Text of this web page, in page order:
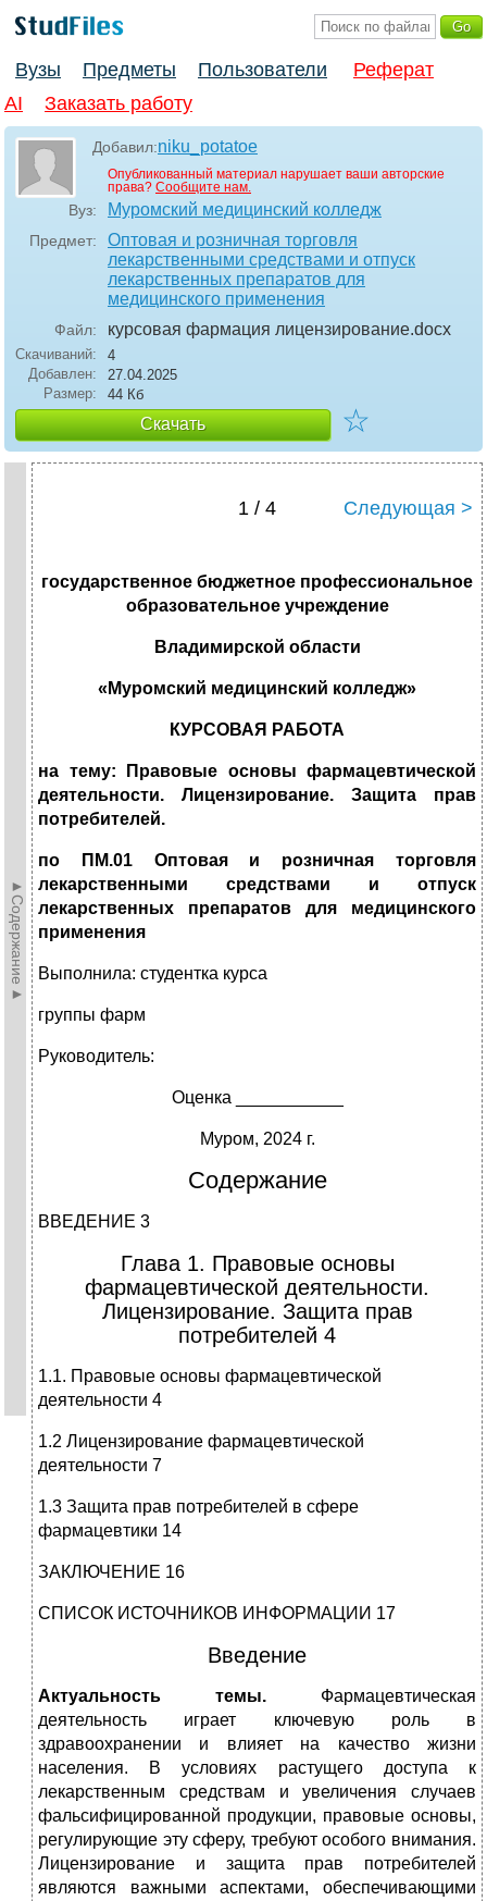
Вузы Предметы Пользователи
Реферат
AI
Заказать работу
Добавил:niku_potatoe
Опубликованный материал нарушает ваши авторские
права? Сообщите нам.
Вуз: Муромский медицинский колледж
Предмет:
Оптовая и розничная торговля
лекарственными средствами и отпуск
лекарственных препаратов для
медицинского применения
Файл: курсовая фармация лицензирование.docx
Скачиваний:
4
Добавлен:
27.04.2025
Размер:
44 Кб
Скачать ☆
►Содержание►
1 / 4 Следующая >
государственное бюджетное профессиональное
образовательное учреждение
Владимирской области
«Муромский медицинский колледж»
КУРСОВАЯ РАБОТА
на тему: Правовые основы фармацевтической
деятельности. Лицензирование. Защита прав
потребителей.
по ПМ.01 Оптовая и розничная торговля
лекарственными средствами и отпуск
лекарственных препаратов для медицинского
применения
Выполнила: студентка курса
группы фарм
Руководитель:
Оценка ___________
Муром, 2024 г.
Содержание
ВВЕДЕНИЕ 3
Глава 1. Правовые основы
фармацевтической деятельности.
Лицензирование. Защита прав
потребителей 4
1.1. Правовые основы фармацевтической
деятельности 4
1.2 Лицензирование фармацевтической
деятельности 7
1.3 Защита прав потребителей в сфере
фармацевтики 14
ЗАКЛЮЧЕНИЕ 16
СПИСОК ИСТОЧНИКОВ ИНФОРМАЦИИ 17
Введение
Актуальность темы. Фармацевтическая
деятельность играет ключевую роль в
здравоохранении и влияет на качество жизни
населения. В условиях растущего доступа к
лекарственным средствам и увеличения случаев
фальсифицированной продукции, правовые основы,
регулирующие эту сферу, требуют особого внимания.
Лицензирование и защита прав потребителей
являются важными аспектами, обеспечивающими